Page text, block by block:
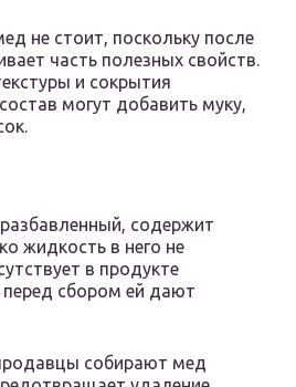
не стоит, поскольку после
часть полезных свойств.
и сокрытия
могут добавить муку,
содержит
жидкость в него не
в продукте
сбором ей дают
собирают мед